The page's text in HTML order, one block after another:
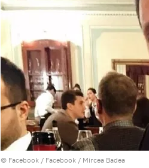
© Facebook / Facebook / Mircea Badea